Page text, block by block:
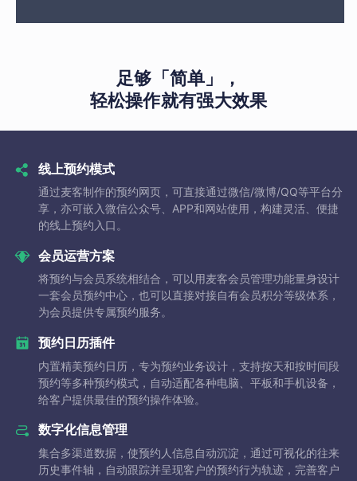
足够「简单」，
轻松操作就有强大效果
线上预约模式
通过麦客制作的预约网页，可直接通过微信/微博/QQ等平台分
享，亦可嵌入微信公众号、APP和网站使用，构建灵活、便捷
的线上预约入口。
会员运营方案
将预约与会员系统相结合，可以用麦客会员管理功能量身设计
一套会员预约中心，也可以直接对接自有会员积分等级体系，
为会员提供专属预约服务。
预约日历插件
内置精美预约日历，专为预约业务设计，支持按天和按时间段
预约等多种预约模式，自动适配各种电脑、平板和手机设备，
给客户提供最佳的预约操作体验。
数字化信息管理
集合多渠道数据，使预约人信息自动沉淀，通过可视化的往来
历史事件轴，自动跟踪并呈现客户的预约行为轨迹，完善客户